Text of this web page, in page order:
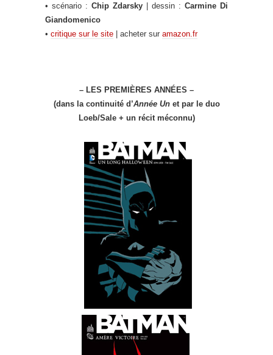
• scénario : Chip Zdarsky | dessin : Carmine Di
Giandomenico
• critique sur le site | acheter sur amazon.fr
– LES PREMIÈRES ANNÉES –
(dans la continuité d’Année Unet par le duo
Loeb/Sale + un récit méconnu)